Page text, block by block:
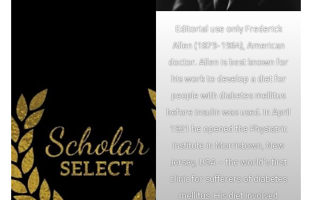
Editorial use only Frederick
Allen (1879-1964), American
doctor. Allen is best known for
his work to develop a diet for
people with diabetes mellitus
before insulin was used. In April
1921 he opened the Physiatric
Institute in Morristown, New
Jersey, USA – the world’s first
clinic for sufferers of diabetes
mellitus. His diet involved